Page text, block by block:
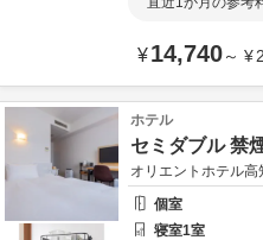
¥14,740～ ¥
ホテル
セミダブル 禁
オリエントホテル高
個室
寝室1室